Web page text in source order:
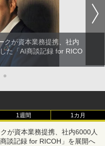
クが資本業務提携、社内
た「AI商談記録 for RICO
●
1週間 1カ月
が資本業務提携、社内6000人
談記録 for RICOH」を展開へ